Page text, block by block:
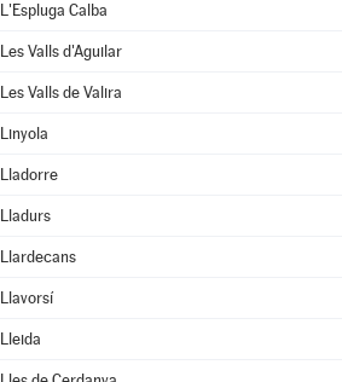
L'Espluga Calba
Les Valls d'Aguilar
Les Valls de Valira
Linyola
Lladorre
Lladurs
Llardecans
Llavorsí
Lleida